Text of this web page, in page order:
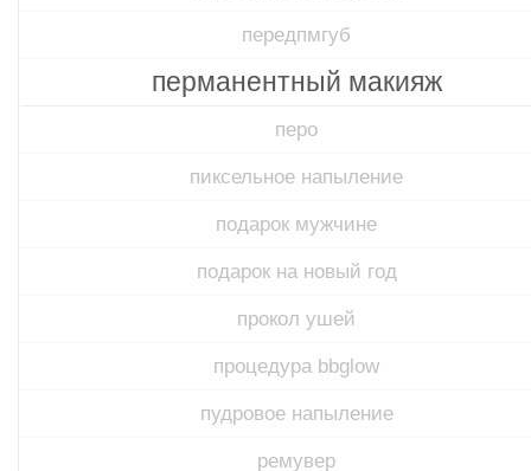
передпмгуб​
перманентный макияж
перо
пиксельное напыление
подарок мужчине
подарок на новый год
прокол ушей
процедура bbglow
пудровое напыление
ремувер